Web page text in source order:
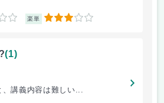
楽単 3
(1)
、講義内容は難しい...